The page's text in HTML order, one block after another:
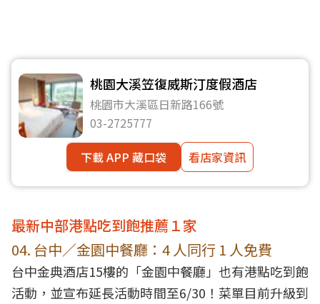
桃園大溪笠復威斯汀度假酒店
桃園市大溪區日新路166號
03-2725777
下載 APP 藏口袋
看店家資訊
最新中部港點吃到飽推薦１家
04. 台中／金園中餐廳：4 人同行 1 人免費
台中金典酒店15樓的「金園中餐廳 」也有港點吃到飽
活動，並宣布延長活動時間至6/30！菜單目前升級到